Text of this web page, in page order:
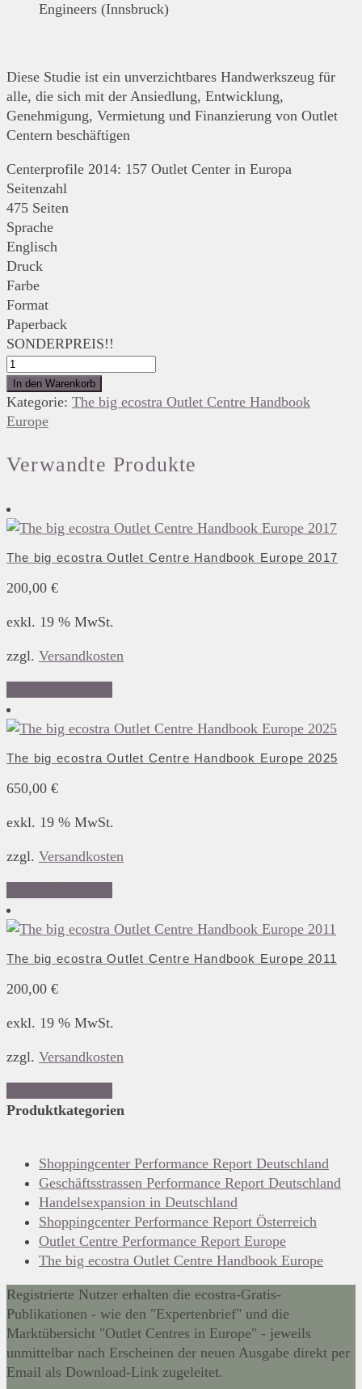
Engineers (Innsbruck)
Diese Studie ist ein unverzichtbares Handwerkszeug für
alle, die sich mit der Ansiedlung, Entwicklung,
Genehmigung, Vermietung und Finanzierung von Outlet
Centern beschäftigen
Centerprofile 2014: 157 Outlet Center in Europa
Seitenzahl
475 Seiten
Sprache
Englisch
Druck
Farbe
Format
Paperback
SONDERPREIS!!
The
big
ecostra
Outlet
Handbook
Menge
In den Warenkorb
Kategorie: The big ecostra Outlet Centre Handbook
Europe
Verwandte Produkte
The big ecostra Outlet Centre Handbook Europe 2017
200,00 €
exkl. 19 % MwSt.
zzgl. Versandkosten
The big ecostra Outlet Centre Handbook Europe 2025
650,00 €
exkl. 19 % MwSt.
zzgl. Versandkosten
The big ecostra Outlet Centre Handbook Europe 2011
200,00 €
exkl. 19 % MwSt.
zzgl. Versandkosten
Produktkategorien
Shoppingcenter Performance Report Deutschland
Geschäftsstrassen Performance Report Deutschland
Handelsexpansion in Deutschland
Shoppingcenter Performance Report Österreich
Outlet Centre Performance Report Europe
The big ecostra Outlet Centre Handbook Europe
Registrierte Nutzer erhalten die ecostra-Gratis-
Publikationen - wie den "Expertenbrief" und die
Marktübersicht "Outlet Centres in Europe" - jeweils
unmittelbar nach Erscheinen der neuen Ausgabe direkt per
Email als Download-Link zugeleitet.